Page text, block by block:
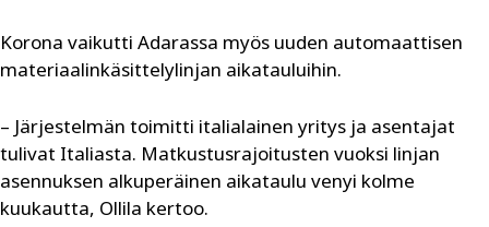
Korona vaikutti Adarassa myös uuden automaattisen
materiaalinkäsittelylinjan aikatauluihin.
– Järjestelmän toimitti italialainen yritys ja asentajat
tulivat Italiasta. Matkustusrajoitusten vuoksi linjan
asennuksen alkuperäinen aikataulu venyi kolme
kuukautta, Ollila kertoo.